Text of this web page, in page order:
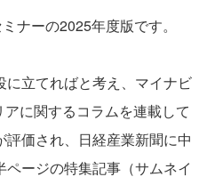
ナーの2025年度版です。
立てればと考え、マイナビ
に関するコラムを連載して
価され、日経産業新聞に中
ージの特集記事（サムネイ